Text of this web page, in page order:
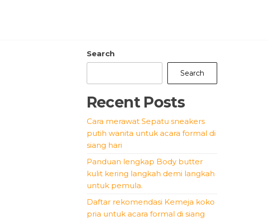
Search
Search
Recent Posts
Cara merawat Sepatu sneakers
putih wanita untuk acara formal di
siang hari
Panduan lengkap Body butter
kulit kering langkah demi langkah
untuk pemula.
Daftar rekomendasi Kemeja koko
pria untuk acara formal di siang